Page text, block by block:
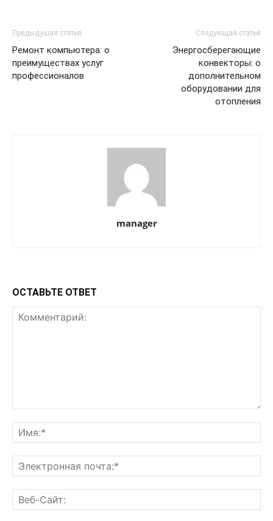
Предыдущая статья
Ремонт компьютера: о
преимуществах услуг
профессионалов
Следующая статья
Энергосберегающие
конвекторы: о
дополнительном
оборудовании для
отопления
manager
ОСТАВЬТЕ ОТВЕТ